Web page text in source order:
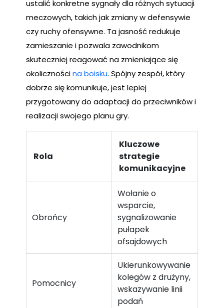
ustalić konkretne sygnały dla różnych sytuacji
meczowych, takich jak zmiany w defensywie
czy ruchy ofensywne. Ta jasność redukuje
zamieszanie i pozwala zawodnikom
skuteczniej reagować na zmieniające się
okolicznościna boisku. Spójny zespół, który
dobrze się komunikuje, jest lepiej
przygotowany do adaptacji do przeciwników i
realizacji swojego planu gry.
Rola
Kluczowe
strategie
komunikacyjne
Obrońcy
Wołanie o
wsparcie,
sygnalizowanie
pułapek
ofsajdowych
Pomocnicy
Ukierunkowywanie
kolegów z drużyny,
wskazywanie linii
podań